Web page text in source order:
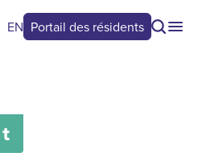
EN Portail des résidents
0/ 0